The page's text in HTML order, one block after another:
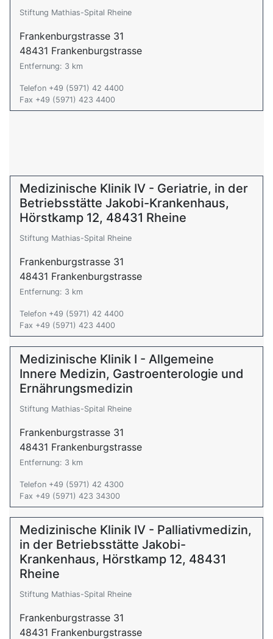
Stiftung Mathias-Spital Rheine
Frankenburgstrasse 31
48431 Frankenburgstrasse
Entfernung: 3 km
Telefon +49 (5971) 42 4400
Fax +49 (5971) 423 4400
Medizinische Klinik IV - Geriatrie, in der
Betriebsstätte Jakobi-Krankenhaus,
Hörstkamp 12, 48431 Rheine
Stiftung Mathias-Spital Rheine
Frankenburgstrasse 31
48431 Frankenburgstrasse
Entfernung: 3 km
Telefon +49 (5971) 42 4400
Fax +49 (5971) 423 4400
Medizinische Klinik I - Allgemeine
Innere Medizin, Gastroenterologie und
Ernährungsmedizin
Stiftung Mathias-Spital Rheine
Frankenburgstrasse 31
48431 Frankenburgstrasse
Entfernung: 3 km
Telefon +49 (5971) 42 4300
Fax +49 (5971) 423 34300
Medizinische Klinik IV - Palliativmedizin,
in der Betriebsstätte Jakobi-
Krankenhaus, Hörstkamp 12, 48431
Rheine
Stiftung Mathias-Spital Rheine
Frankenburgstrasse 31
48431 Frankenburgstrasse